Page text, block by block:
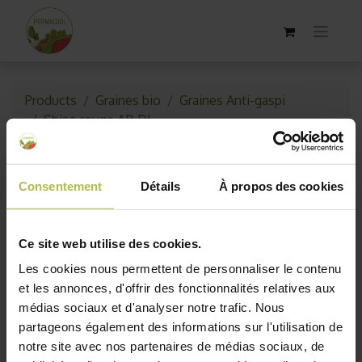
Consentement Détails À propos des cookies
Ce site web utilise des cookies.
Les cookies nous permettent de personnaliser le contenu
et les annonces, d'offrir des fonctionnalités relatives aux
médias sociaux et d'analyser notre trafic. Nous
partageons également des informations sur l'utilisation de
notre site avec nos partenaires de médias sociaux, de
Products Graines bio
Graines Anti-gaspi
Shiso rouge AB DL
Épuisé